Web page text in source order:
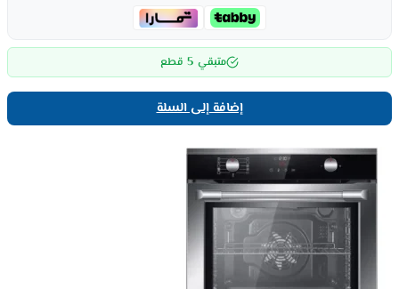
متبقي 5 قطع
إضافة إلى السلة